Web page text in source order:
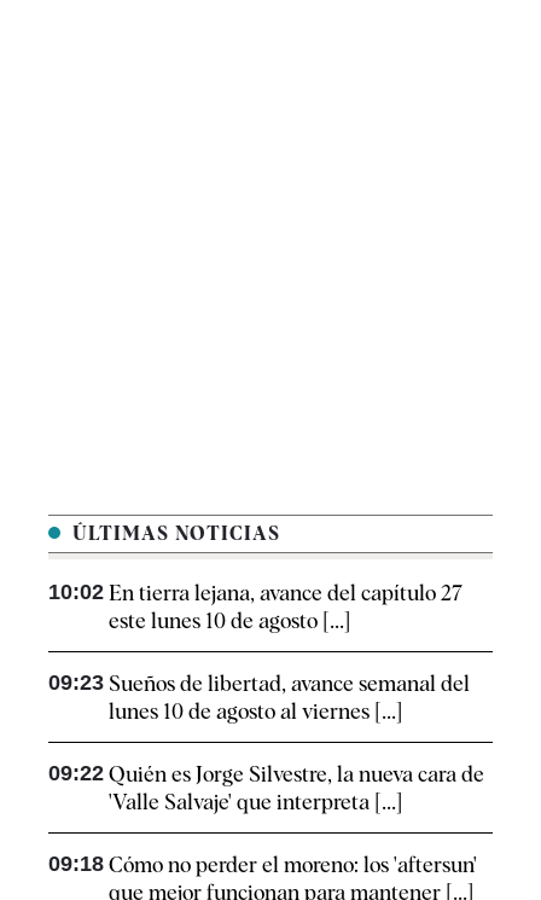
ÚLTIMAS NOTICIAS
10:02 En tierra lejana, avance del capítulo 27
este lunes 10 de agosto [...]
09:23 Sueños de libertad, avance semanal del
lunes 10 de agosto al viernes [...]
09:22 Quién es Jorge Silvestre, la nueva cara de
'Valle Salvaje' que interpreta [...]
09:18 Cómo no perder el moreno: los 'aftersun'
que mejor funcionan para mantener [...]